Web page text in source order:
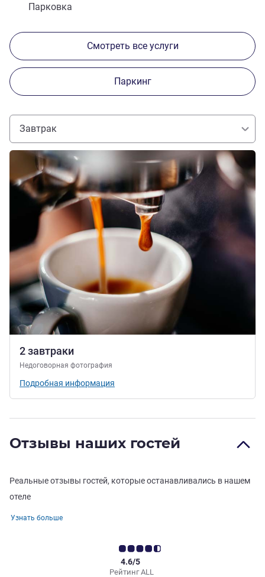
Парковка
Смотреть все услуги
Паркинг
Завтрак
2 завтраки
Недоговорная фотография
Подробная информация
Подробная информация
Отзывы наших гостей
Реальные отзывы гостей, которые останавливались в нашем
отеле
Узнать больше
Рейтинг ALL
4.6/5